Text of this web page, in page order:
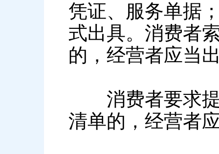
凭证、服务单据
式出具。消费者
的，经营者应当
消费者要求提
清单的，经营者